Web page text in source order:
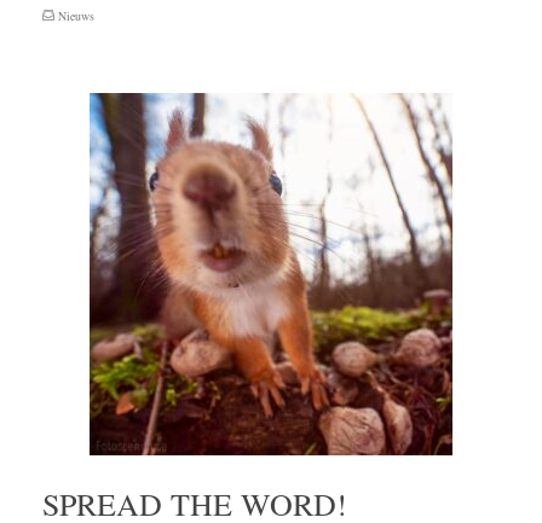
Nieuws
SPREAD THE WORD!